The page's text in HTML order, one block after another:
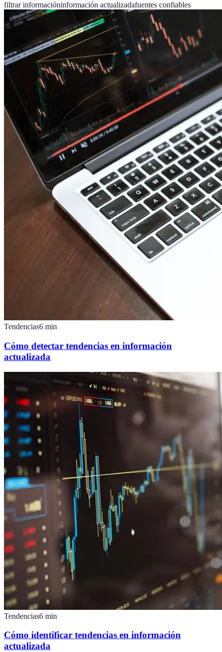
filtrar informacióninformación actualizadafuentes confiables
Tendencias6 min
Cómo detectar tendencias en información
actualizada
Tendencias6 min
Cómo identificar tendencias en información
actualizada